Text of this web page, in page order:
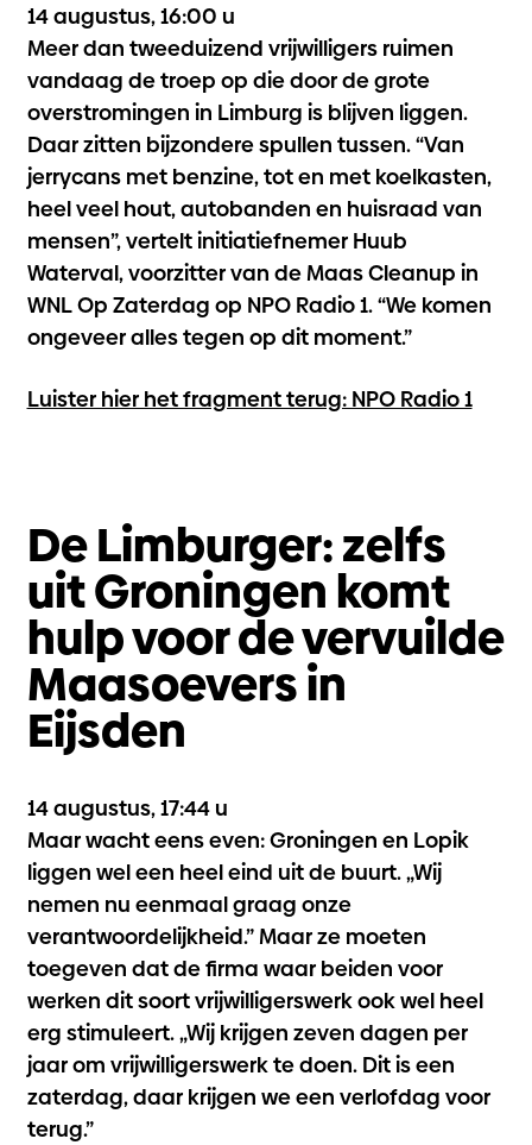
14 augustus, 16:00 u
Meer dan tweeduizend vrijwilligers ruimen
vandaag de troep op die door de grote
overstromingen in Limburg is blijven liggen.
Daar zitten bijzondere spullen tussen. “Van
jerrycans met benzine, tot en met koelkasten,
heel veel hout, autobanden en huisraad van
mensen”, vertelt initiatiefnemer Huub
Waterval, voorzitter van de Maas Cleanup in
WNL Op Zaterdag op NPO Radio 1. “We komen
ongeveer alles tegen op dit moment.”
Luister hier het fragment terug: NPO Radio 1
De Limburger: zelfs
uit Groningen komt
hulp voor de vervuilde
Maasoevers in
Eijsden
14 augustus, 17:44 u
Maar wacht eens even: Groningen en Lopik
liggen wel een heel eind uit de buurt. „Wij
nemen nu eenmaal graag onze
verantwoordelijkheid.” Maar ze moeten
toegeven dat de firma waar beiden voor
werken dit soort vrijwilligerswerk ook wel heel
erg stimuleert. „Wij krijgen zeven dagen per
jaar om vrijwilligerswerk te doen. Dit is een
zaterdag, daar krijgen we een verlofdag voor
terug.”